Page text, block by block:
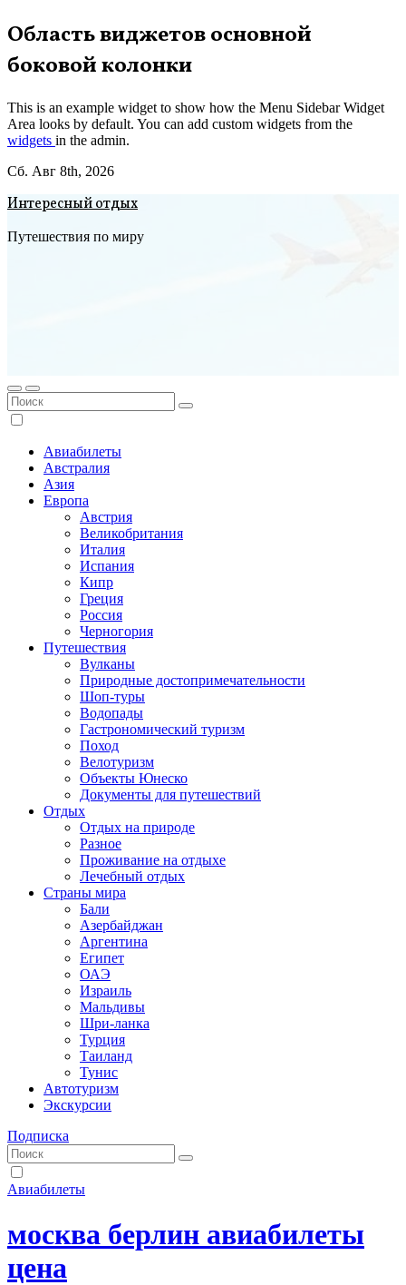
Перейти
к
содержимому
Область виджетов основной
боковой колонки
This is an example widget to show how the Menu Sidebar Widget
Area looks by default. You can add custom widgets from the
widgets in the admin.
Сб. Авг 8th, 2026
Интересный отдых
Путешествия по миру
Авиабилеты
Австралия
Азия
Европа
Австрия
Великобритания
Италия
Испания
Кипр
Греция
Россия
Черногория
Путешествия
Вулканы
Природные достопримечательности
Шоп-туры
Водопады
Гастрономический туризм
Поход
Велотуризм
Объекты Юнеско
Документы для путешествий
Отдых
Отдых на природе
Разное
Проживание на отдыхе
Лечебный отдых
Страны мира
Бали
Азербайджан
Аргентина
Египет
ОАЭ
Израиль
Мальдивы
Шри-ланка
Турция
Таиланд
Тунис
Автотуризм
Экскурсии
Подписка
Авиабилеты
москва берлин авиабилеты
цена